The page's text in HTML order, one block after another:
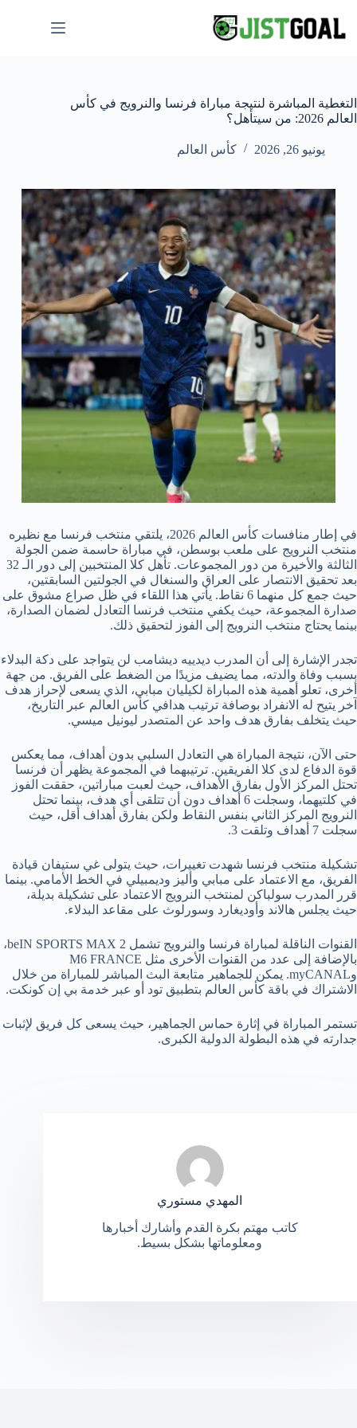
المحتوى
التغطية المباشرة لنتيجة مباراة فرنسا والنرويج في كأس
العالم 2026: من سيتأهل؟
يونيو 26, 2026 كأس العالم
في إطار منافسات كأس العالم 2026، يلتقي منتخب فرنسا مع نظيره
منتخب النرويج على ملعب بوسطن، في مباراة حاسمة ضمن الجولة
الثالثة والأخيرة من دور المجموعات. تأهل كلا المنتخبين إلى دور الـ 32
بعد تحقيق الانتصار على العراق والسنغال في الجولتين السابقتين،
حيث جمع كل منهما 6 نقاط. يأتي هذا اللقاء في ظل صراع مشوق على
صدارة المجموعة، حيث يكفي منتخب فرنسا التعادل لضمان الصدارة،
بينما يحتاج منتخب النرويج إلى الفوز لتحقيق ذلك.
تجدر الإشارة إلى أن المدرب ديدييه ديشامب لن يتواجد على دكة البدلاء
بسبب وفاة والدته، مما يضيف مزيدًا من الضغط على الفريق. من جهة
أخرى، تعلو أهمية هذه المباراة لكيليان مبابي، الذي يسعى لإحراز هدف
آخر يتيح له الانفراد بوصافة ترتيب هدافي كأس العالم عبر التاريخ،
حيث يتخلف بفارق هدف واحد عن المتصدر ليونيل ميسي.
حتى الآن، نتيجة المباراة هي التعادل السلبي بدون أهداف، مما يعكس
قوة الدفاع لدى كلا الفريقين. ترتيبهما في المجموعة يظهر أن فرنسا
تحتل المركز الأول بفارق الأهداف، حيث لعبت مباراتين، حققت الفوز
في كلتيهما، وسجلت 6 أهداف دون أن تتلقى أي هدف، بينما تحتل
النرويج المركز الثاني بنفس النقاط ولكن بفارق أهداف أقل، حيث
سجلت 7 أهداف وتلقت 3.
تشكيلة منتخب فرنسا شهدت تغييرات، حيث يتولى غي ستيفان قيادة
الفريق، مع الاعتماد على مبابي وأليز وديمبيلي في الخط الأمامي. بينما
قرر المدرب سولباكن لمنتخب النرويج الاعتماد على تشكيلة بديلة،
حيث يجلس هالاند وأوديغارد وسورلوث على مقاعد البدلاء.
القنوات الناقلة لمباراة فرنسا والنرويج تشمل beIN SPORTS MAX 2،
بالإضافة إلى عدد من القنوات الأخرى مثل M6 FRANCE
وmyCANAL. يمكن للجماهير متابعة البث المباشر للمباراة من خلال
الاشتراك في باقة كأس العالم بتطبيق تود أو عبر خدمة بي إن كونكت.
تستمر المباراة في إثارة حماس الجماهير، حيث يسعى كل فريق لإثبات
جدارته في هذه البطولة الدولية الكبرى.
المهدي مستوري
كاتب مهتم بكرة القدم وأشارك أخبارها
ومعلوماتها بشكل بسيط.